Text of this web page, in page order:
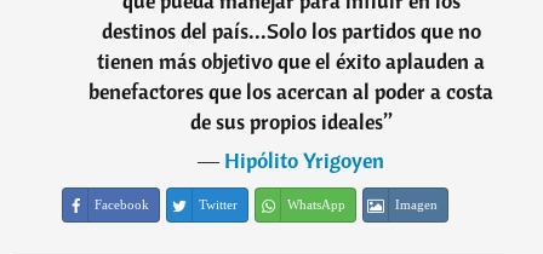
destinos del país...Solo los partidos que no
tienen más objetivo que el éxito aplauden a
benefactores que los acercan al poder a costa
de sus propios ideales”
―Hipólito Yrigoyen
Facebook Twitter WhatsApp Imagen